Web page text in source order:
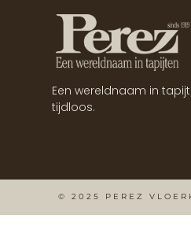
Een wereldnaam in
tijdloos.
© 2025 PEREZ